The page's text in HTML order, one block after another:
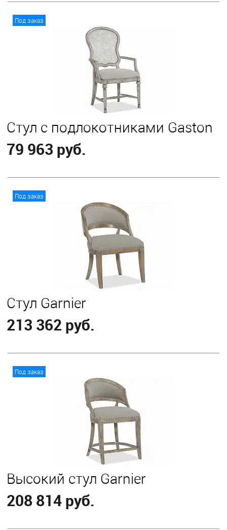
Под заказ
Стул с подлокотниками Gaston
79 963 руб.
Под заказ
Стул Garnier
213 362 руб.
Под заказ
Высокий стул Garnier
208 814 руб.